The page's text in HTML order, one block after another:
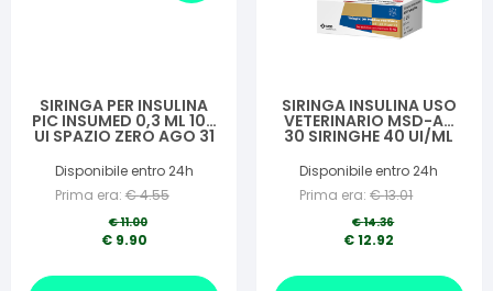
SIRINGA PER INSULINA
PIC INSUMED 0,3 ML 100
UI SPAZIO ZERO AGO 31
SACCHETTI DA 10 PEZZI
Disponibile entro 24h
Prima era: €4.55
€11.00
€ 9.90
SIRINGA INSULINA USO
VETERINARIO MSD-AH
30 SIRINGHE 40 UI/ML
Disponibile entro 24h
Prima era: €13.01
€14.36
€12.92